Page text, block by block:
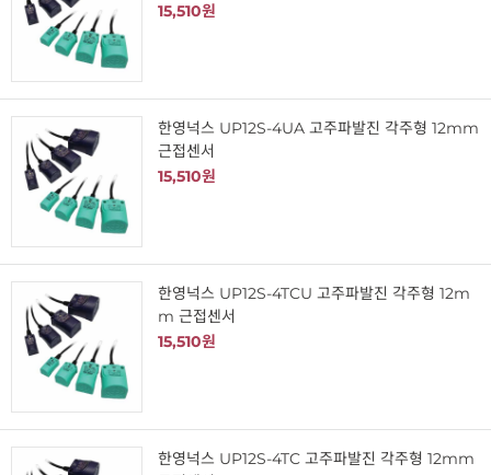
15,510원
한영넉스 UP12S-4UA 고주파발진 각주형 12mm
근접센서
15,510원
한영넉스 UP12S-4TCU 고주파발진 각주형 12m
m 근접센서
15,510원
한영넉스 UP12S-4TC 고주파발진 각주형 12mm